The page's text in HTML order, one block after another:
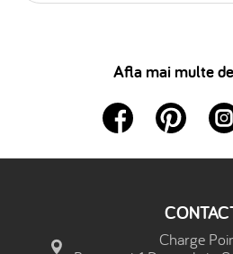
Afla mai multe
Charge